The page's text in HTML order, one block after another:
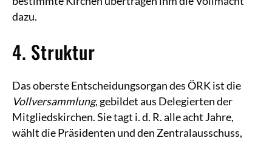
dazu.
4. Struktur
Das oberste Entscheidungsorgan des ÖRK ist die
Vollversammlung, gebildet aus Delegierten der
Mitgliedskirchen. Sie tagt i. d. R. alle acht Jahre,
wählt die Präsidenten und den Zentralausschuss,